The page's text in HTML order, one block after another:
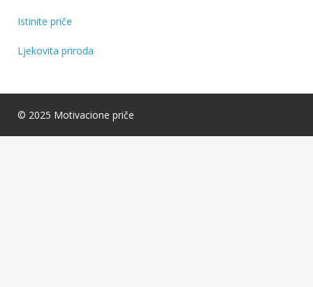
Istinite priče
Ljekovita priroda
© 2025 Motivacione priče